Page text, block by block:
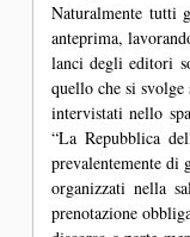
Naturalmente tutti
anteprima,
lanci degli editori
quello che si
intervistati nello
“La Repubblica
prevalentemente di
organizzati nella
prenotazione